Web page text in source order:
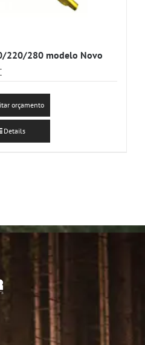
220/280 modelo Novo
orçamento
Details